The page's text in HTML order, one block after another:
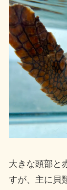
大きな頭部と
すが、主に貝